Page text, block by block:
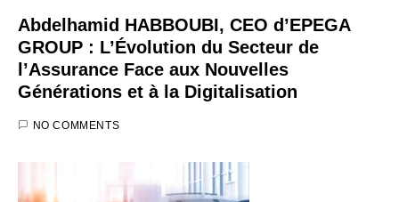
Abdelhamid HABBOUBI, CEO d’EPEGA
GROUP : L’Évolution du Secteur de
l’Assurance Face aux Nouvelles
Générations et à la Digitalisation
NO COMMENTS